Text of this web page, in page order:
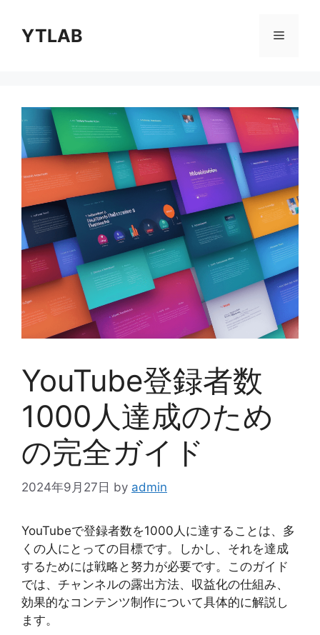
YTLAB メ
ュ
ー
YouTube登録者数
1000人達成のため
の完全ガイド
2024年9月27日 by admin
YouTubeで登録者数を1000人に達することは、多
くの人にとっての目標です。しかし、それを達成
するためには戦略と努力が必要です。このガイド
では、チャンネルの露出方法、収益化の仕組み、
効果的なコンテンツ制作について具体的に解説し
ます。